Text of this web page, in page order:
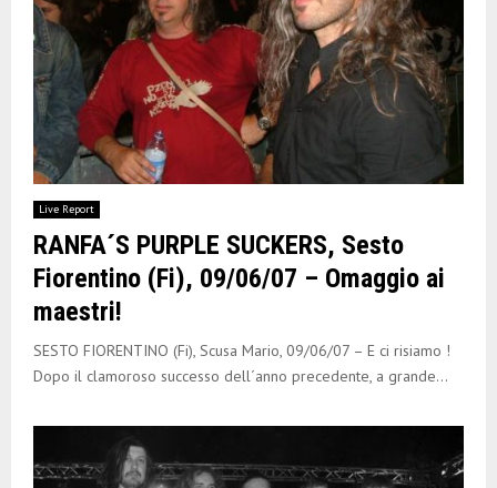
Live Report
RANFA´S PURPLE SUCKERS, Sesto
Fiorentino (Fi), 09/06/07 – Omaggio ai
maestri!
SESTO FIORENTINO (Fi), Scusa Mario, 09/06/07 – E ci risiamo !
Dopo il clamoroso successo dell´anno precedente, a grande...